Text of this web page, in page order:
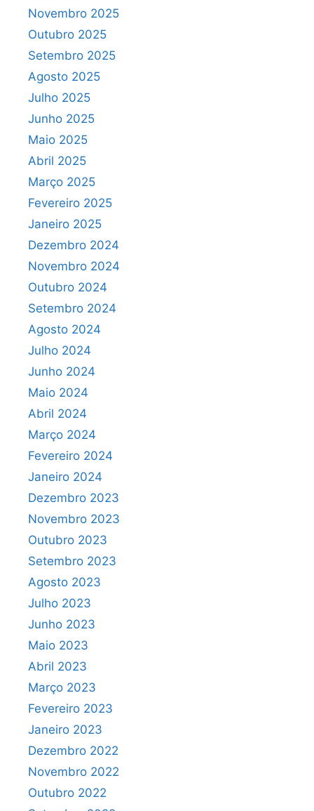
Novembro 2025
Outubro 2025
Setembro 2025
Agosto 2025
Julho 2025
Junho 2025
Maio 2025
Abril 2025
Março 2025
Fevereiro 2025
Janeiro 2025
Dezembro 2024
Novembro 2024
Outubro 2024
Setembro 2024
Agosto 2024
Julho 2024
Junho 2024
Maio 2024
Abril 2024
Março 2024
Fevereiro 2024
Janeiro 2024
Dezembro 2023
Novembro 2023
Outubro 2023
Setembro 2023
Agosto 2023
Julho 2023
Junho 2023
Maio 2023
Abril 2023
Março 2023
Fevereiro 2023
Janeiro 2023
Dezembro 2022
Novembro 2022
Outubro 2022